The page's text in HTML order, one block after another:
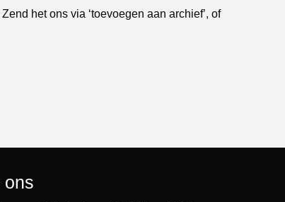
het ons via ‘toevoegen aan archief’, of
ons